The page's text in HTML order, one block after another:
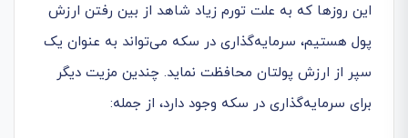
این روزها که به علت تورم زیاد شاهد از بین رفتن ارزش
پول هستیم، سرمایه‌گذاری در سکه می‌تواند به عنوان یک
سپر از ارزش پولتان محافظت نماید. چندین مزیت دیگر
برای سرمایه‌گذاری در سکه وجود دارد، از جمله: